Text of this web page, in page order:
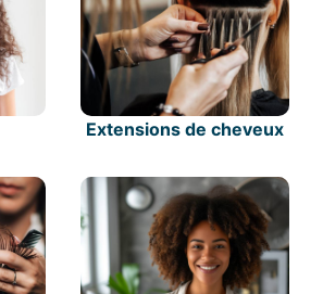
Extensions de cheveux